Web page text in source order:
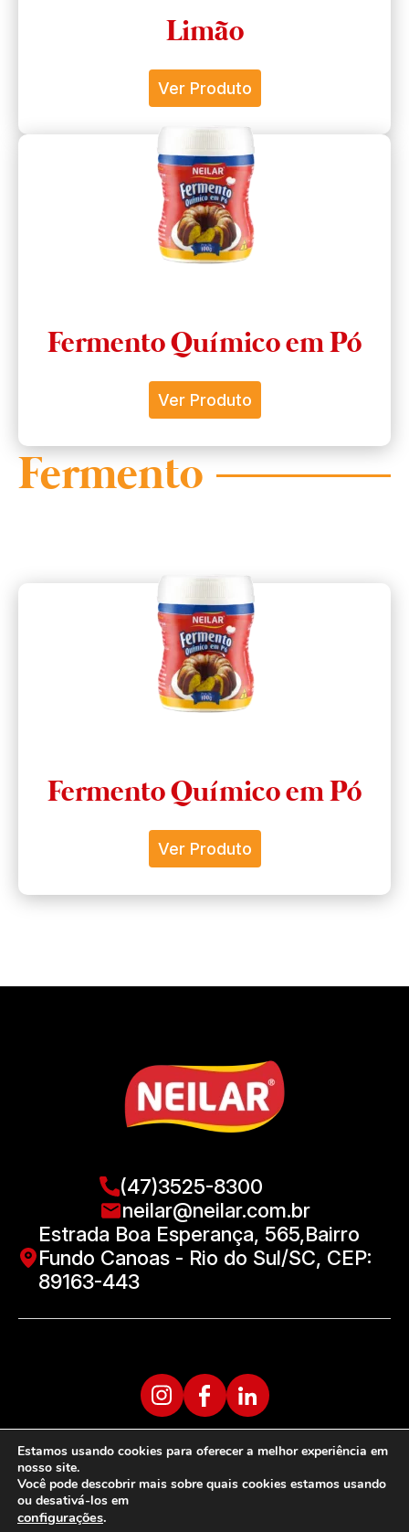
Limão
Ver Produto
Fermento Químico em Pó
Ver Produto
Fermento
Fermento Químico em Pó
Ver Produto
(47)3525-8300
neilar@neilar.com.br
Estrada Boa Esperança, 565,Bairro
Fundo Canoas - Rio do Sul/SC, CEP:
89163-443
Estamos usando cookies para oferecer a melhor experiência em
nosso site.
Você pode descobrir mais sobre quais cookies estamos usando
ou desativá-los em
configurações.